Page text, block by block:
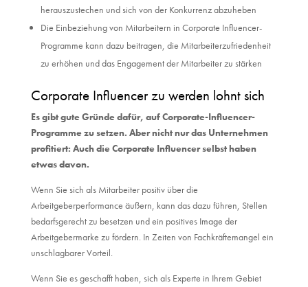
herauszustechen und sich von der Konkurrenz abzuheben
Die Einbeziehung von Mitarbeitern in Corporate Influencer-
Programme kann dazu beitragen, die Mitarbeiterzufriedenheit
zu erhöhen und das Engagement der Mitarbeiter zu stärken
Corporate Influencer zu werden lohnt sich
Es gibt gute Gründe dafür, auf Corporate-Influencer-
Programme zu setzen. Aber nicht nur das Unternehmen
profitiert: Auch die Corporate Influencer selbst haben
etwas davon.
Wenn Sie sich als Mitarbeiter positiv über die
Arbeitgeberperformance äußern, kann das dazu führen, Stellen
bedarfsgerecht zu besetzen und ein positives Image der
Arbeitgebermarke zu fördern. In Zeiten von Fachkräftemangel ein
unschlagbarer Vorteil.
Wenn Sie es geschafft haben, sich als Experte in Ihrem Gebiet